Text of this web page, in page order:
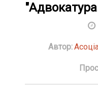
Автор: